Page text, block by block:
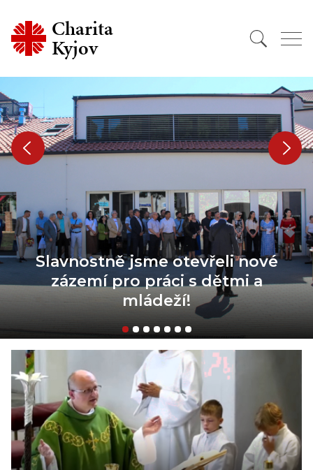
Charita
Kyjov
Slavnostně jsme otevřeli nové
zázemí pro práci s dětmi a
mládeží!